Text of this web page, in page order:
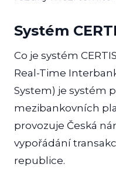
Systém
Co je systém
Real-Time
System) je systém
mezibankovních
provozuje Česká
vypořádání
republice.